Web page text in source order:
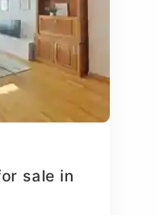
sale in